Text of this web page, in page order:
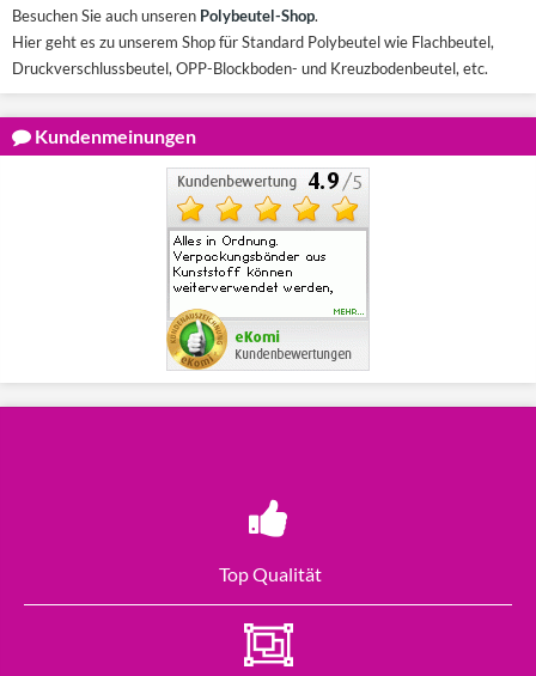
Besuchen Sie auch unseren Polybeutel-Shop.
Hier geht es zu unserem Shop für Standard Polybeutel wie Flachbeutel,
Druckverschlussbeutel, OPP-Blockboden- und Kreuzbodenbeutel, etc.
Kundenmeinungen
Top Qualität